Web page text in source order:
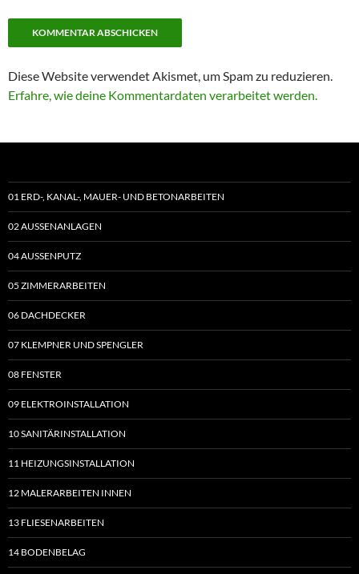
Diese Website verwendet Akismet, um Spam zu reduzieren.
Erfahre, wie deine Kommentardaten verarbeitet werden.
01 ERD-, KANAL-, MAUER- UND BETONARBEITEN
02 AUSSENANLAGEN
04 AUSSENPUTZ
05 ZIMMERARBEITEN
06 DACHDECKER
07 KLEMPNER UND SPENGLER
08 FENSTER
09 ELEKTROINSTALLATION
10 SANITÄRINSTALLATION
11 HEIZUNGSINSTALLATION
12 MALERARBEITEN INNEN
13 FLIESENARBEITEN
14 BODENBELAG